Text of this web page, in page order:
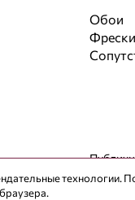
Обои
технологии.